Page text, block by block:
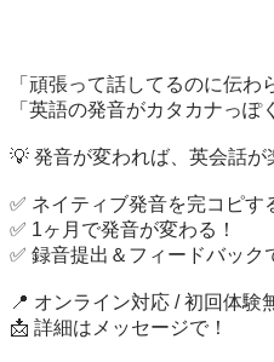
「頑張って話してるのに伝わ
「英語の発音がカタカナっぽ
💡 発音が変われば、英会話が
✅ ネイティブ発音を完コピす
✅ 1ヶ月で発音が変わる！
✅ 録音提出＆フィードバック
📍 オンライン対応 / 初回体験
📩 詳細はメッセージで！